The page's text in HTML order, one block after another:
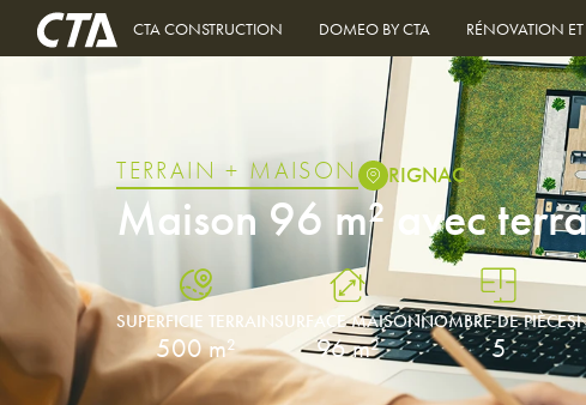
CTA CONSTRUCTION DOMEO BY CTA RÉNOVATION
TERRAIN + MAISON RIGNAC
Maison 96 m² avec
SUPERFICIE TERRAIN
500 m²
SURFACE MAISON
96 m²
NOMBRE DE PIÈCES
5